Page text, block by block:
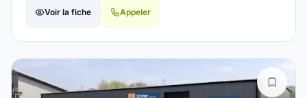
Voir la fiche Appeler